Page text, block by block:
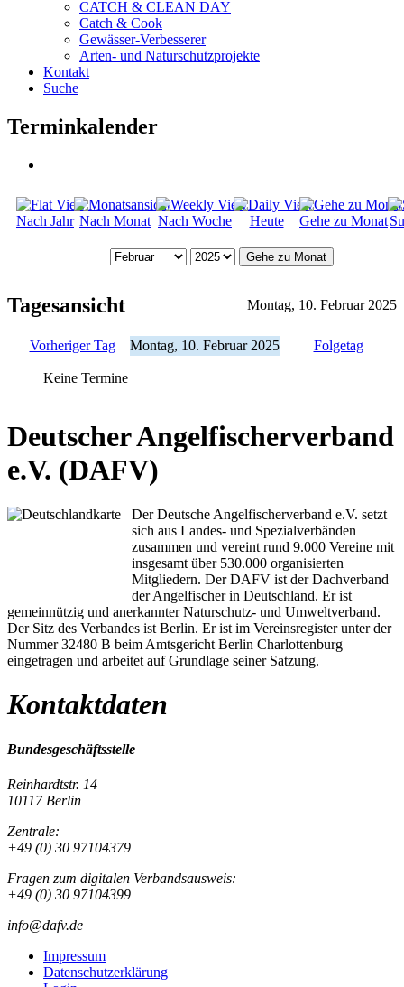
CATCH & CLEAN DAY
Catch & Cook
Gewässer-Verbesserer
Arten- und Naturschutzprojekte
Kontakt
Suche
Terminkalender
Nach Jahr Nach Monat Nach Woche Heute Gehe zu Monat
Gehe zu Monat
Tagesansicht Montag, 10. Februar 2025
Vorheriger Tag Montag, 10. Februar 2025 Folgetag
Keine Termine
Deutscher Angelfischerverband
e.V. (DAFV)
Der Deutsche Angelfischerverband e.V. setzt
sich aus Landes- und Spezialverbänden
zusammen und vereint rund 9.000 Vereine mit
insgesamt über 530.000 organisierten
Mitgliedern. Der DAFV ist der Dachverband
der Angelfischer in Deutschland. Er ist
gemeinnützig und anerkannter Naturschutz- und Umweltverband.
Der Sitz des Verbandes ist Berlin. Er ist im Vereinsregister unter der
Nummer 32480 B beim Amtsgericht Berlin Charlottenburg
eingetragen und arbeitet auf Grundlage seiner Satzung.
Kontaktdaten
Bundesgeschäftsstelle
Reinhardtstr. 14
10117 Berlin
Zentrale:
+49 (0) 30 97104379
Fragen zum digitalen Verbandsausweis:
+49 (0) 30 97104399
info@dafv.de
Impressum
Datenschutzerklärung